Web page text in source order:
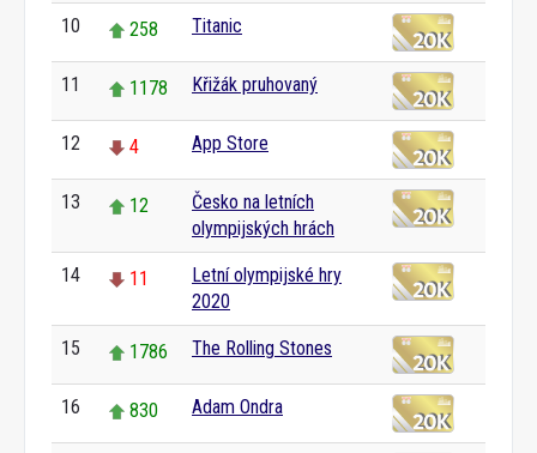
10 258 Titanic
11 1178 Křižák pruhovaný
12 4 App Store
13 12
Česko na letních
olympijských hrách
14 11
Letní olympijské hry
2020
15 1786 The Rolling Stones
16 830 Adam Ondra